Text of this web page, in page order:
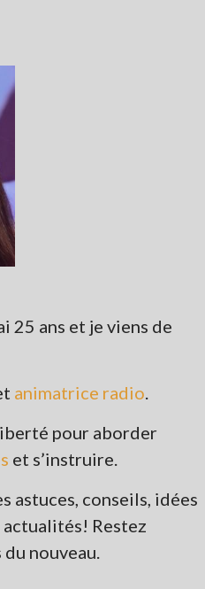
25 ans et je viens de
animatrice radio
pour aborder
et s’instruire.
astuces, conseils, idées
actualités! Restez
nouveau.